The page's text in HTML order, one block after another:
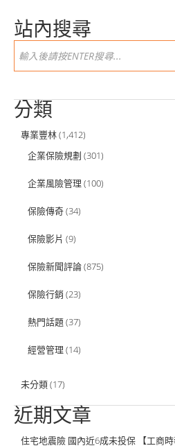
站內搜尋
分類
專業豐林(1,412)
企業保險規劃 (301)
企業風險管理 (100)
保險傳奇(34)
保險影片 (9)
保險新聞評論(875)
保險行銷 (23)
熱門話題(37)
經營管理 (14)
未分類(17)
近期文章
住宅地震險 國內近6成未投保 【工商時